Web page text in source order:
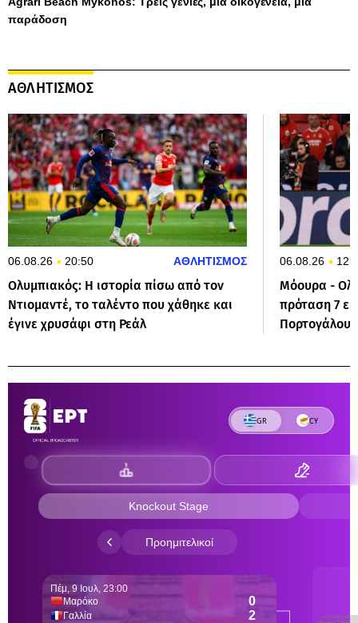
παράδοση
ΑΘΛΗΤΙΣΜΟΣ
06.08.26 20:50 ΑΘΛΗΤΙΣΜΟΣ
Ολυμπιακός: Η ιστορία πίσω από τον
Ντιομαντέ, το ταλέντο που χάθηκε και
έγινε χρυσάφι στη Ρεάλ
06.08.26
Μόουρα -
πρόταση 7
Πορτογάλους